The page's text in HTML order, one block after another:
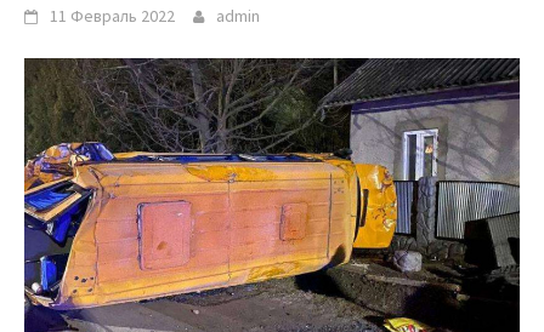
11 Февраль 2022 admin